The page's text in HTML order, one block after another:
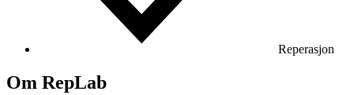
Reperasjon
Om RepLab